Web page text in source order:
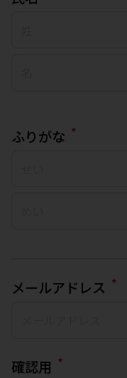
ふりがな *
メールアドレス *
確認用 *